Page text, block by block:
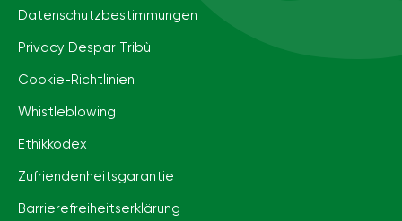
Datenschutzbestimmungen
Privacy Despar Tribù
Cookie-Richtlinien
Whistleblowing
Ethikkodex
Zufriendenheitsgarantie
Barrierefreiheits­erklärung